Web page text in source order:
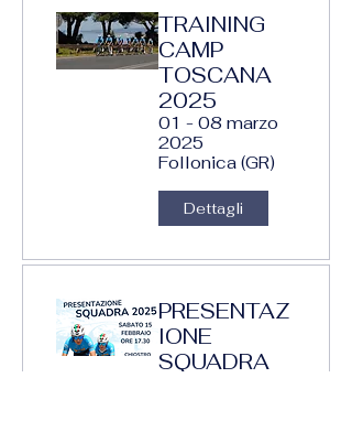
TRAINING
CAMP
TOSCANA
2025
01 - 08 marzo
2025
Follonica (GR)
Dettagli
PRESENTAZ
IONE
SQUADRA